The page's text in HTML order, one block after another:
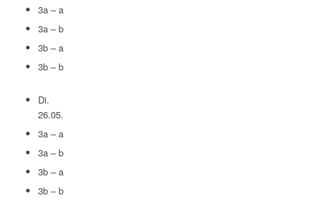
3a – a
3a – b
3b – a
3b – b
Di.
26.05.
3a – a
3a – b
3b – a
3b – b